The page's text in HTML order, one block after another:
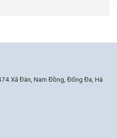
Xã Đàn, Nam Đồng, Đống Đa, Hà